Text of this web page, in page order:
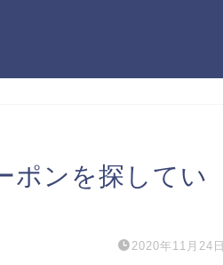
ポンを探してい
2020年11月24日